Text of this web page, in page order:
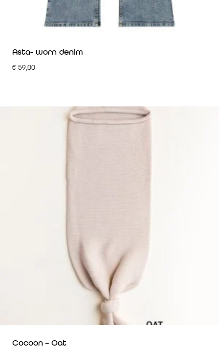
Asta- worn denim
€ 59,00
Cocoon – Oat